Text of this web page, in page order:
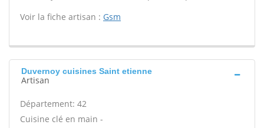
Voir la fiche artisan : Gsm
Duvernoy cuisines Saint etienne
Artisan
Département: 42
Cuisine clé en main -